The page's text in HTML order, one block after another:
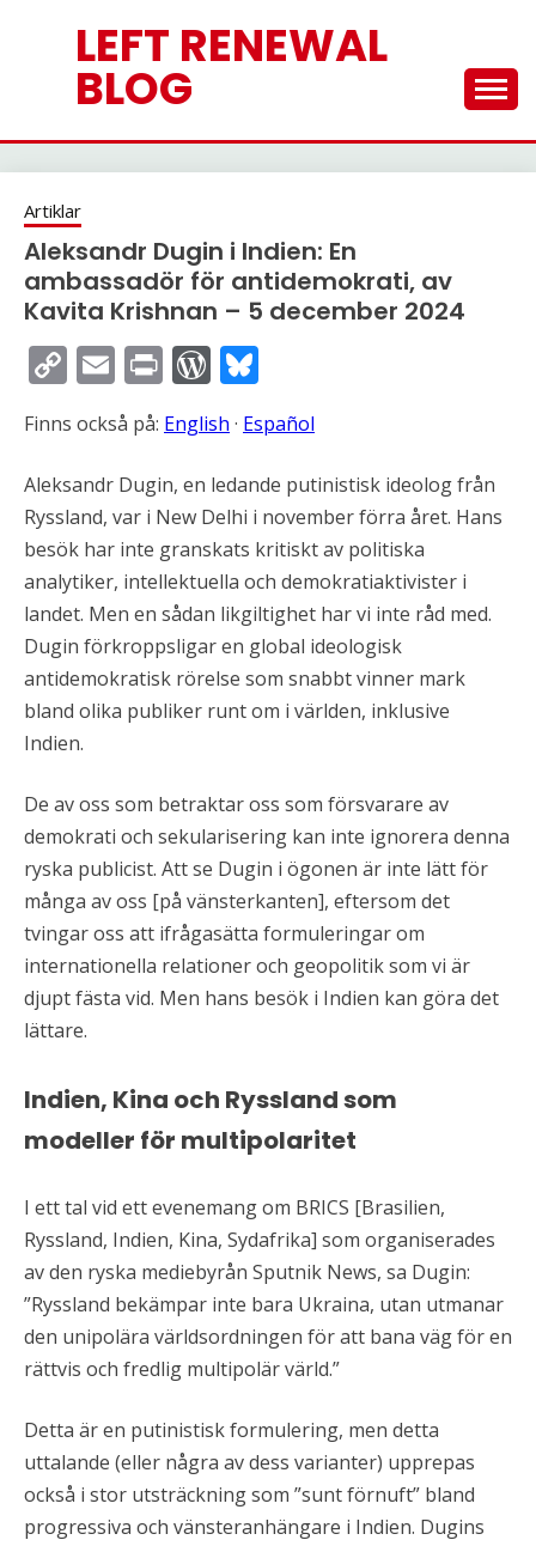
LEFT RENEWAL
BLOG
Artiklar
Aleksandr Dugin i Indien: En
ambassadör för antidemokrati, av
Kavita Krishnan – 5 december 2024
Copy
Link
EmailPrintWordPress
Finns också på: English · Español
Aleksandr Dugin, en ledande putinistisk ideolog från
Ryssland, var i New Delhi i november förra året. Hans
besök har inte granskats kritiskt av politiska
analytiker, intellektuella och demokratiaktivister i
landet. Men en sådan likgiltighet har vi inte råd med.
Dugin förkroppsligar en global ideologisk
antidemokratisk rörelse som snabbt vinner mark
bland olika publiker runt om i världen, inklusive
Indien.
De av oss som betraktar oss som försvarare av
demokrati och sekularisering kan inte ignorera denna
ryska publicist. Att se Dugin i ögonen är inte lätt för
många av oss [på vänsterkanten], eftersom det
tvingar oss att ifrågasätta formuleringar om
internationella relationer och geopolitik som vi är
djupt fästa vid. Men hans besök i Indien kan göra det
lättare.
Indien, Kina och Ryssland som
modeller för multipolaritet
I ett tal vid ett evenemang om BRICS [Brasilien,
Ryssland, Indien, Kina, Sydafrika] som organiserades
av den ryska mediebyrån Sputnik News, sa Dugin:
”Ryssland bekämpar inte bara Ukraina, utan utmanar
den unipolära världsordningen för att bana väg för en
rättvis och fredlig multipolär värld.”
Detta är en putinistisk formulering, men detta
uttalande (eller några av dess varianter) upprepas
också i stor utsträckning som ”sunt förnuft” bland
progressiva och vänsteranhängare i Indien. Dugins